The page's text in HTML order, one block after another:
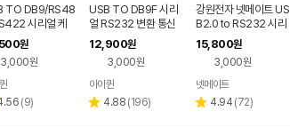
TO DB9/RS48
시리얼 케
FTDI 칩셋 스
요없음
원
3,000원
리
(9)
USB TO DB9F 시리
얼 RS232 변환 통신
케이블 FTDI 칩셋사용
12,900원
3,000원
아이퀸
별 4.88 리
(196)
강원전자 넷메이트 US
B2.0 to RS232 시리
얼 컨버터 (1.8m) KW-
825P
15,800원
3,000원
넷메이트
별 4.94 리
(72)